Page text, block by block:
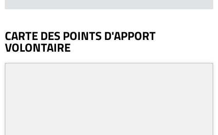
CARTE DES POINTS D'APPORT
VOLONTAIRE